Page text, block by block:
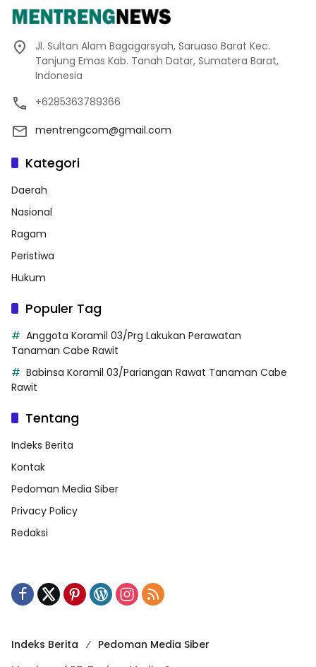
Jl. Sultan Alam Bagagarsyah, Saruaso Barat Kec.
Tanjung Emas Kab. Tanah Datar, Sumatera Barat,
Indonesia
+6285363789366
mentrengcom@gmail.com
Kategori
Daerah
Nasional
Ragam
Peristiwa
Hukum
Populer Tag
Anggota Koramil 03/Prg Lakukan Perawatan
Tanaman Cabe Rawit
Babinsa Koramil 03/Pariangan Rawat Tanaman Cabe
Rawit
Tentang
Indeks Berita
Kontak
Pedoman Media Siber
Privacy Policy
Redaksi
Indeks Berita
Pedoman Media Siber